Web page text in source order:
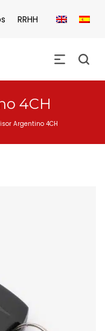
RRHH
4CH
Argentino 4CH